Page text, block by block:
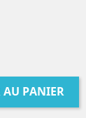
AU PANIER